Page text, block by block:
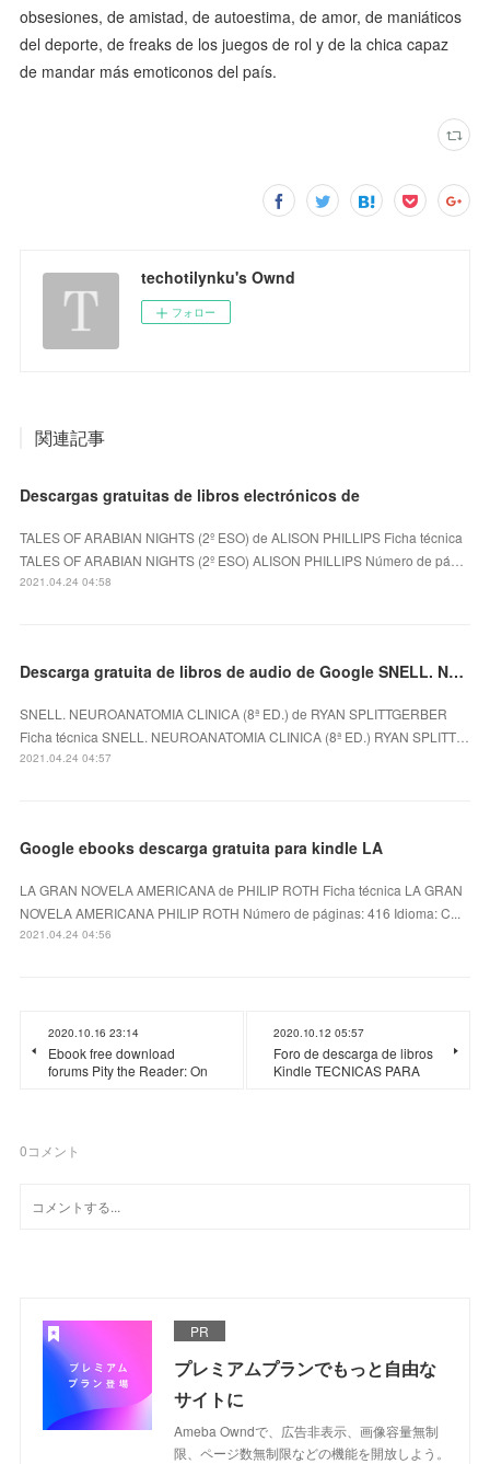
obsesiones, de amistad, de autoestima, de amor, de maniáticos
del deporte, de freaks de los juegos de rol y de la chica capaz
de mandar más emoticonos del país.
techotilynku's Ownd
フォロー
関連記事
Descargas gratuitas de libros electrónicos de
TALES OF ARABIAN NIGHTS (2º ESO) de ALISON PHILLIPS Ficha técnica
TALES OF ARABIAN NIGHTS (2º ESO) ALISON PHILLIPS Número de pá…
2021.04.24 04:58
Descarga gratuita de libros de audio de Google SNELL. NEUROANATOMIA CLINICA (8ª ED.)
SNELL. NEUROANATOMIA CLINICA (8ª ED.) de RYAN SPLITTGERBER
Ficha técnica SNELL. NEUROANATOMIA CLINICA (8ª ED.) RYAN SPLITT…
2021.04.24 04:57
Google ebooks descarga gratuita para kindle LA
LA GRAN NOVELA AMERICANA de PHILIP ROTH Ficha técnica LA GRAN
NOVELA AMERICANA PHILIP ROTH Número de páginas: 416 Idioma: C...
2021.04.24 04:56
2020.10.16 23:14
Ebook free download
forums Pity the Reader: On
2020.10.12 05:57
Foro de descarga de libros
Kindle TECNICAS PARA
0コメント
PR
プレミアムプランでもっと自由な
サイトに
Ameba Owndで、広告非表示、画像容量無制
限、ページ数無制限などの機能を開放しよう。